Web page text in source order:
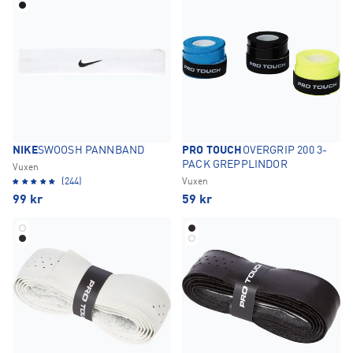
NIKESWOOSH PANNBAND
Vuxen
(244)
99 kr
PRO TOUCH OVERGRIP 200 3-
PACK GREPPLINDOR
Vuxen
59 kr